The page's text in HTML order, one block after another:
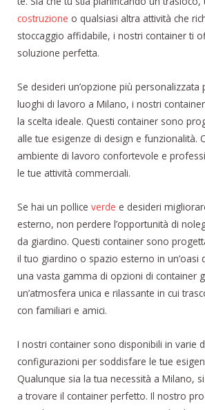
costruzione o qualsiasi altra attività che
stoccaggio affidabile, i nostri container ti
soluzione perfetta.
Se desideri un’opzione più
luoghi di lavoro a Milano, i nostri
la scelta ideale. Questi container sono
alle tue esigenze di design e funzionalità.
ambiente di lavoro confortevole e
le tue attività commerciali.
Se hai un pollice verde e desideri
esterno, non perdere l’opportunità di
da giardino. Questi container sono
il tuo giardino o spazio esterno in un’oasi
una vasta gamma di opzioni di container
un’atmosfera unica e rilassante in cui
con familiari e amici.
I nostri container sono disponibili in varie
configurazioni per soddisfare le tue
Qualunque sia la tua necessità a Milano,
a trovare il container perfetto. Il nostro